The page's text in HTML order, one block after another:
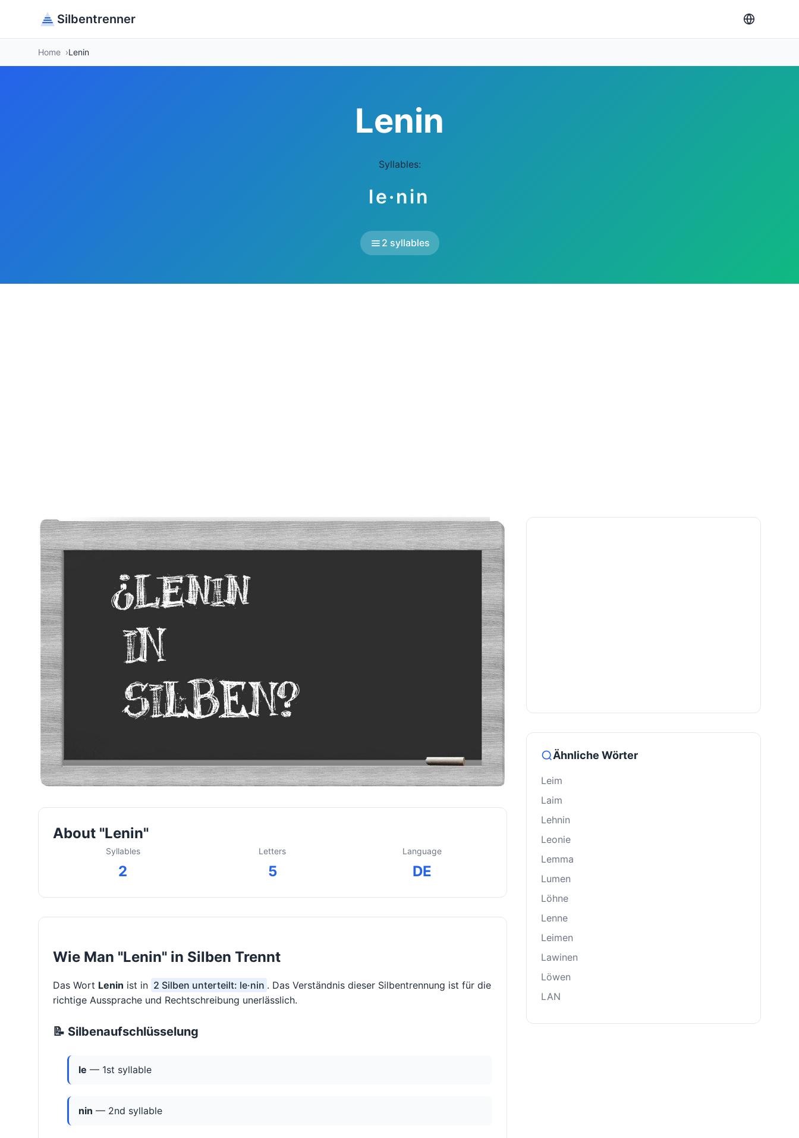
Silbentrenner
Home Lenin
Lenin
Syllables:
le·nin
2 syllables
About "Lenin"
Syllables
2
Letters
5
Language
DE
Wie Man "Lenin" in Silben Trennt
Das Wort Lenin ist in 2 Silben unterteilt: le·nin . Das Verständnis dieser Silbentrennung ist für die
richtige Aussprache und Rechtschreibung unerlässlich.
📝 Silbenaufschlüsselung
le — 1st syllable
nin — 2nd syllable
Ähnliche Wörter
Leim
Laim
Lehnin
Leonie
Lemma
Lumen
Löhne
Lenne
Leimen
Lawinen
Löwen
LAN